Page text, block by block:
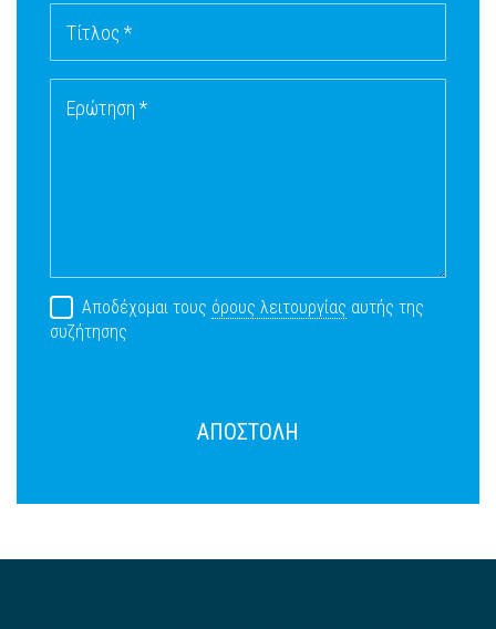
Τίτλος *
Ερώτηση *
Αποδέχομαι τους όρους λειτουργίας αυτής της
συζήτησης
ΑΠΟΣΤΟΛΗ